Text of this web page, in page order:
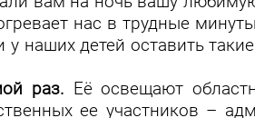
нас в трудные
наших детей оставить
раз. Её освещают
ее участников –